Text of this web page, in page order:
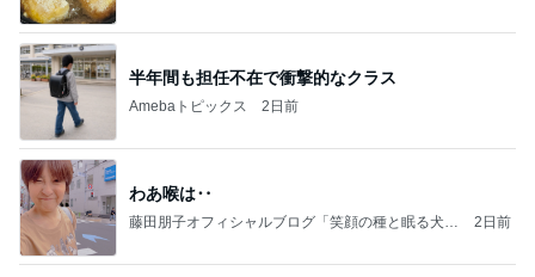
半年間も担任不在で衝撃的なクラス
Amebaトピックス 2日前
わあ喉は‥
藤田朋子オフィシャルブログ「笑顔の種と眠る犬」
2日前